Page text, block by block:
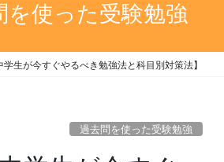
を使った受験勉強
生が今すぐやるべき勉強法と科目別対策法】
過去問を使った受験勉強